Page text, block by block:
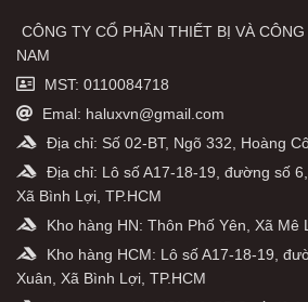
CÔNG TY CỔ PHẦN THIẾT BỊ VÀ
NAM
MST: 0110084718
Emal: haluxvn@gmail.com
Địa chỉ: Số 02-BT, Ngõ 332, Hoàng
Địa chỉ: Lô số A17-18-19, đường số
Xã Bình Lợi, TP.HCM
Kho hàng HN: Thôn Phố Yên, Xã Mê
Kho hàng HCM: Lô số A17-18-19,
Xuân, Xã Bình Lợi, TP.HCM